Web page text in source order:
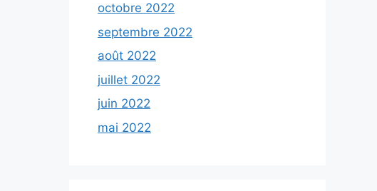
octobre 2022
septembre 2022
août 2022
juillet 2022
juin 2022
mai 2022